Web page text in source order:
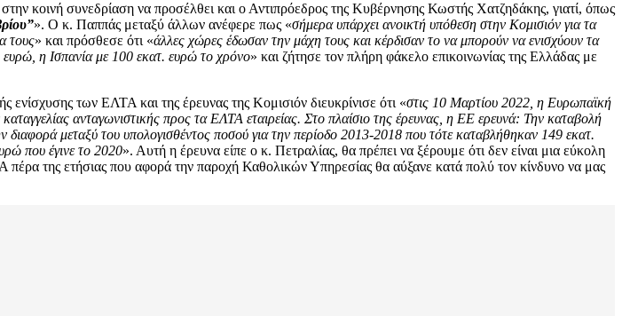
στην κοινή συνεδρίαση να προσέλθει και ο Αντιπρόεδρος της Κυβέρνησης Κωστής Χατζηδάκης, γιατί, όπως
». Ο κ. Παππάς μεταξύ άλλων ανέφερε πως «σήμερα υπάρχει ανοικτή υπόθεση στην Κομισιόν για τα
τους» και πρόσθεσε ότι «άλλες χώρες έδωσαν την μάχη τους και κέρδισαν το να μπορούν να ενισχύουν τα
η Ισπανία με 100 εκατ. ευρώ το χρόνο» και ζήτησε τον πλήρη φάκελο επικοινωνίας της Ελλάδας με
ενίσχυσης των ΕΛΤΑ και της έρευνας της Κομισιόν διευκρίνισε ότι «στις 10 Μαρτίου 2022, η Ευρωπαϊκή
ανταγωνιστικής προς τα ΕΛΤΑ εταιρείας. Στο πλαίσιο της έρευνας, η ΕΕ ερευνά: Την καταβολή
μεταξύ του υπολογισθέντος ποσού για την περίοδο 2013-2018 που τότε καταβλήθηκαν 149 εκατ.
που έγινε το 2020». Αυτή η έρευνα είπε ο κ. Πετραλίας, θα πρέπει να ξέρουμε ότι δεν είναι μια εύκολη
της ετήσιας που αφορά την παροχή Καθολικών Υπηρεσίας θα αύξανε κατά πολύ τον κίνδυνο να μας